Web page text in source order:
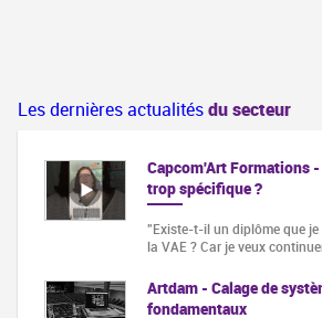
Les dernières actualitésdu secteur
Capcom'Art Formations
trop spécifique ?
"Existe-t-il un diplôme que
la VAE ? Car je veux
Artdam - Calage de
fondamentaux